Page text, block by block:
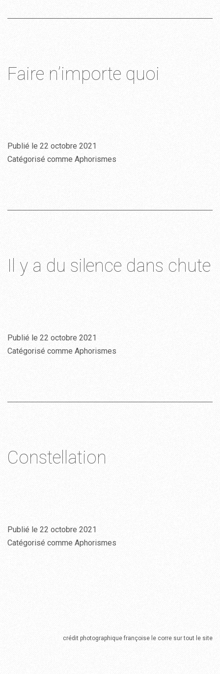
Faire n’importe quoi
Publié le 22 octobre 2021
Catégorisé comme Aphorismes
Il y a du silence dans chute
Publié le 22 octobre 2021
Catégorisé comme Aphorismes
Constellation
Publié le 22 octobre 2021
Catégorisé comme Aphorismes
crédit photographique françoise le corre sur tout le site